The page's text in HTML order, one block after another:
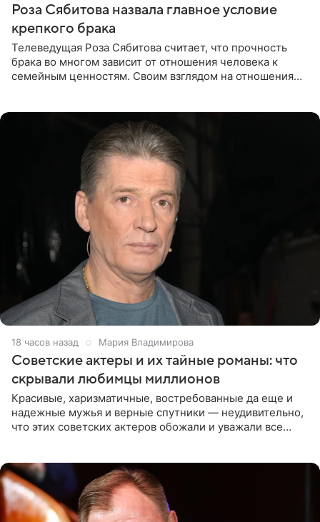
Роза Сябитова назвала главное условие
крепкого брака
Телеведущая Роза Сябитова считает, что прочность
брака во многом зависит от отношения человека к
семейным ценностям. Своим взглядом на отношения
18 часов назад Мария Владимирова
Советские актеры и их тайные романы: что
скрывали любимцы миллионов
Красивые, харизматичные, востребованные да еще и
надежные мужья и верные спутники — неудивительно,
что этих советских актеров обожали и уважали все